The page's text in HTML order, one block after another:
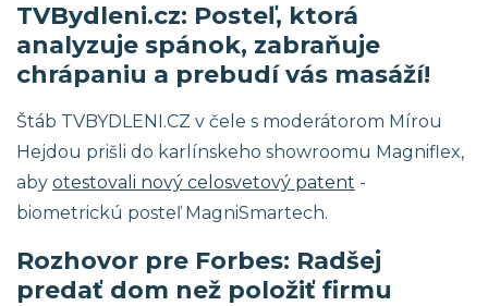
TVBydleni.cz: Posteľ, ktorá
analyzuje spánok, zabraňuje
chrápaniu a prebudí vás masáží!
Štáb TVBYDLENI.CZ v čele s moderátorom Mírou
Hejdou prišli do karlínskeho showroomu Magniflex,
aby otestovali nový celosvetový patent -
biometrickú posteľ MagniSmartech.
Rozhovor pre Forbes: Radšej
predať dom než položiť firmu